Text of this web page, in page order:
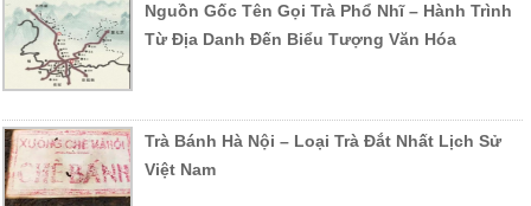
Nguồn Gốc Tên Gọi Trà Phổ Nhĩ – Hành Trình
Từ Địa Danh Đến Biểu Tượng Văn Hóa
Trà Bánh Hà Nội – Loại Trà Đắt Nhất Lịch Sử
Việt Nam